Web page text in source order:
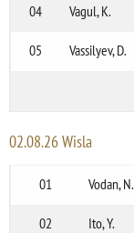
04 Vagul, K.
05 Vassilyev, D.
02.08.26 Wisla
01
Vodan, N.
02 Ito, Y.